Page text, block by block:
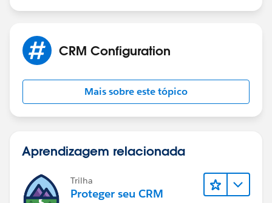
CRM Configuration
Mais sobre este tópico
Aprendizagem relacionada
Trilha
Proteger seu CRM